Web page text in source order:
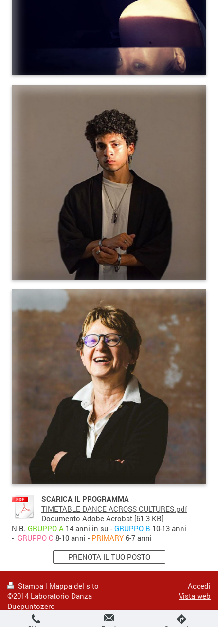
SCARICA IL PROGRAMMA
TIMETABLE DANCE ACROSS CULTURES.pdf
Documento Adobe Acrobat [61.3 KB]
N.B. GRUPPO A 14 anni in su - GRUPPO B 10-13 anni
- GRUPPO C 8-10 anni - PRIMARY 6-7 anni
PRENOTA IL TUO POSTO
Stampa | Mappa del sito
©2014 Laboratorio Danza
Duepuntozero
Accedi
Vista web